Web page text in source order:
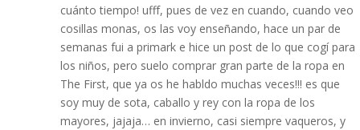
cuánto tiempo! ufff, pues de vez en cuando, cuando veo
cosillas monas, os las voy enseñando, hace un par de
semanas fui a primark e hice un post de lo que cogí para
los niños, pero suelo comprar gran parte de la ropa en
The First, que ya os he habldo muchas veces!!! es que
soy muy de sota, caballo y rey con la ropa de los
mayores, jajaja… en invierno, casi siempre vaqueros, y